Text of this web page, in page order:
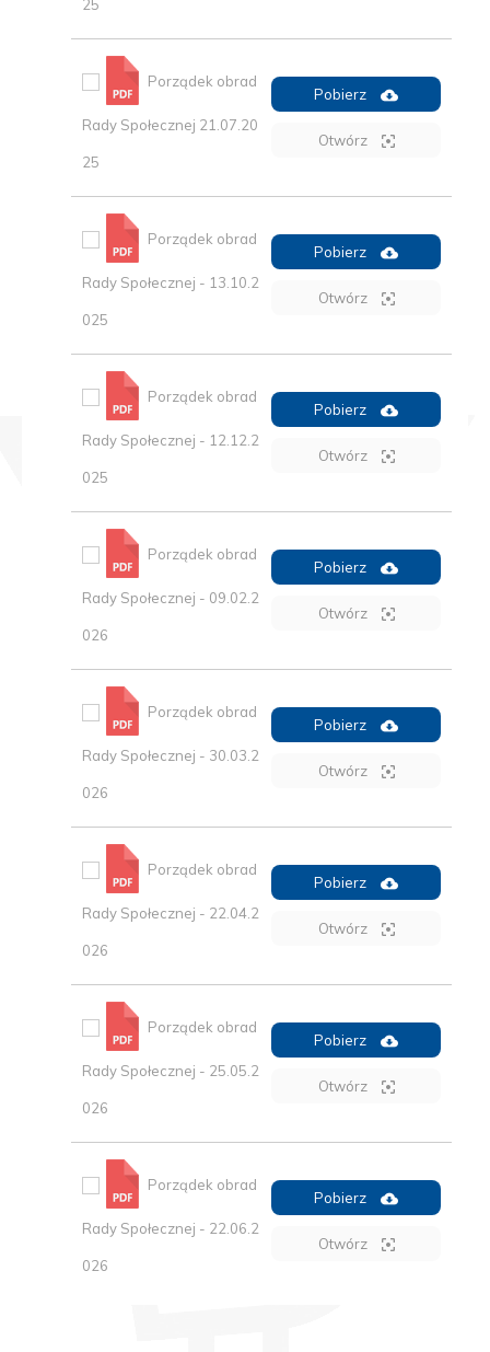
25
Porządek obrad
Rady Społecznej 21.07.20
25
Pobierz
Otwórz
Porządek obrad
Rady Społecznej - 13.10.2
025
Pobierz
Otwórz
Porządek obrad
Rady Społecznej - 12.12.2
025
Pobierz
Otwórz
Porządek obrad
Rady Społecznej - 09.02.2
026
Pobierz
Otwórz
Porządek obrad
Rady Społecznej - 30.03.2
026
Pobierz
Otwórz
Porządek obrad
Rady Społecznej - 22.04.2
026
Pobierz
Otwórz
Porządek obrad
Rady Społecznej - 25.05.2
026
Pobierz
Otwórz
Porządek obrad
Rady Społecznej - 22.06.2
026
Pobierz
Otwórz